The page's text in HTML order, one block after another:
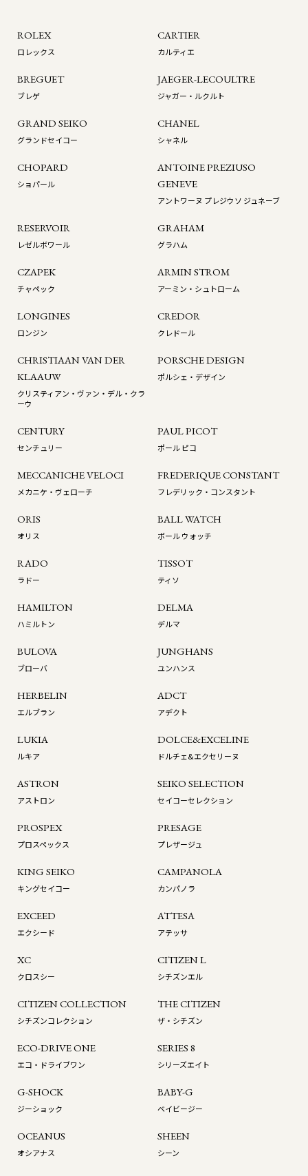
ROLEX
ロレックス
CARTIER
カルティエ
BREGUET
ブレゲ
JAEGER-LECOULTRE
ジャガー・ルクルト
GRAND SEIKO
グランドセイコー
CHANEL
シャネル
CHOPARD
ショパール
ANTOINE PREZIUSO
GENEVE
アントワーヌ プレジウソ ジュネーブ
RESERVOIR
レゼルボワール
GRAHAM
グラハム
CZAPEK
チャペック
ARMIN STROM
アーミン・シュトローム
LONGINES
ロンジン
CREDOR
クレドール
CHRISTIAAN VAN DER
KLAAUW
クリスティアン・ヴァン・デル・クラ
ーウ
PORSCHE DESIGN
ポルシェ・デザイン
CENTURY
センチュリー
PAUL PICOT
ポール ピコ
MECCANICHE VELOCI
メカニケ・ヴェローチ
FREDERIQUE CONSTANT
フレデリック・コンスタント
ORIS
オリス
BALL WATCH
ボール ウォッチ
RADO
ラドー
TISSOT
ティソ
HAMILTON
ハミルトン
DELMA
デルマ
BULOVA
ブローバ
JUNGHANS
ユンハンス
HERBELIN
エルブラン
ADCT
アデクト
LUKIA
ルキア
DOLCE&EXCELINE
ドルチェ&エクセリーヌ
ASTRON
アストロン
SEIKO SELECTION
セイコーセレクション
PROSPEX
プロスペックス
PRESAGE
プレザージュ
KING SEIKO
キングセイコー
CAMPANOLA
カンパノラ
EXCEED
エクシード
ATTESA
アテッサ
XC
クロスシー
CITIZEN L
シチズンエル
CITIZEN COLLECTION
シチズンコレクション
THE CITIZEN
ザ・シチズン
ECO-DRIVE ONE
エコ・ドライブワン
SERIES 8
シリーズエイト
G-SHOCK
ジーショック
BABY-G
ベイビージー
OCEANUS
オシアナス
SHEEN
シーン